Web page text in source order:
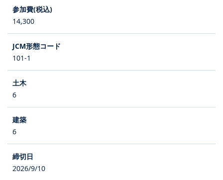
14,300
101-1
6
6
2026/9/10